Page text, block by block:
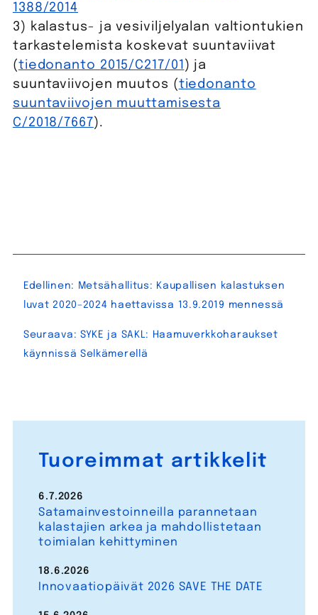
1388/2014
3) kalastus- ja vesiviljelyalan valtiontukien
tarkastelemista koskevat suuntaviivat
(tiedonanto 2015/C217/01 ) ja
suuntaviivojen muutos (tiedonanto
suuntaviivojen muuttamisesta
C/2018/7667).
Artikkelien
selaus
Edellinen:
Metsähallitus: Kaupallisen kalastuksen
luvat 2020–2024 haettavissa 13.9.2019 mennessä
Seuraava: SYKE ja SAKL: Haamuverkkoharaukset
käynnissä Selkämerellä
Tuoreimmat artikkelit
Satamainvestoinneilla parannetaan
kalastajien arkea ja mahdollistetaan
toimialan kehittyminen
6.7.2026
Innovaatiopäivät 2026 SAVE THE DATE
18.6.2026